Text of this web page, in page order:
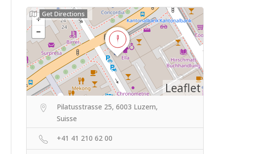
Leaflet
Get Directions
Pilatusstrasse 25, 6003 Luzern,
Suisse
+41 41 210 62 00